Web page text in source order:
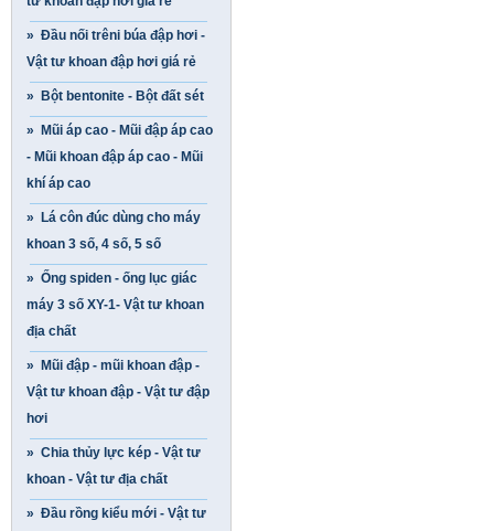
» Đầu nối trêni búa đập hơi -
Vật tư khoan đập hơi giá rẻ
» Bột bentonite - Bột đất sét
» Mũi áp cao - Mũi đập áp cao
- Mũi khoan đập áp cao - Mũi
khí áp cao
» Lá côn đúc dùng cho máy
khoan 3 số, 4 số, 5 số
» Ống spiden - ống lục giác
máy 3 số XY-1- Vật tư khoan
địa chất
» Mũi đập - mũi khoan đập -
Vật tư khoan đập - Vật tư đập
hơi
» Chia thủy lực kép - Vật tư
khoan - Vật tư địa chất
» Đầu rồng kiểu mới - Vật tư